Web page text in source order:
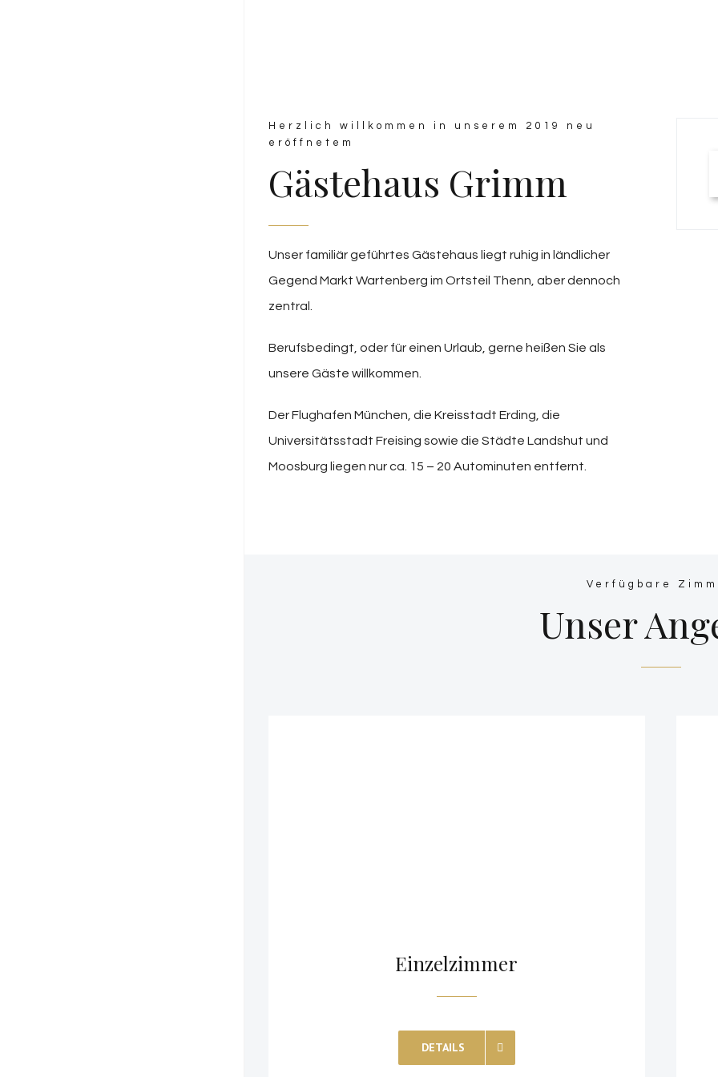
Herzlich willkommen in unserem 2019 neu
eröffnetem
Gästehaus Grimm
Unser familiär geführtes Gästehaus liegt ruhig in ländlicher
Gegend Markt Wartenberg im Ortsteil Thenn, aber dennoch
zentral.
Berufsbedingt, oder für einen Urlaub, gerne heißen Sie als
unsere Gäste willkommen.
Der Flughafen München, die Kreisstadt Erding, die
Universitätsstadt Freising sowie die Städte Landshut und
Moosburg liegen nur ca. 15 – 20 Autominuten entfernt.
Verfügbare
Unser
Einzelzimmer
DETAILS